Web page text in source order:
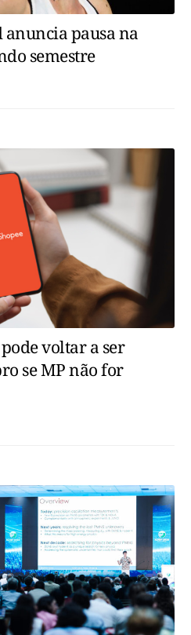
anuncia pausa na
semestre
voltar a ser
se MP não for